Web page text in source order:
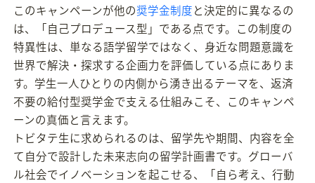
このキャンペーンが他の奨学金制度と決定的に異なるの
は、「自己プロデュース型」である点です。この制度の
特異性は、単なる語学留学ではなく、身近な問題意識を
世界で解決・探求する企画力を評価している点にありま
す。学生一人ひとりの内側から湧き出るテーマを、返済
不要の給付型奨学金で支える仕組みこそ、このキャンペ
ーンの真価と言えます。
トビタテ生に求められるのは、留学先や期間、内容を全
て自分で設計した未来志向の留学計画書です。グローバ
ル社会でイノベーションを起こせる、「自ら考え、行動